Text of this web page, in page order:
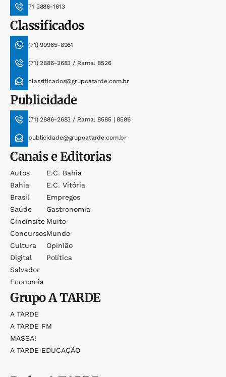
71 2886-1613
Classificados
(71) 99965-8961
(71) 2886-2683 / Ramal 8526
classificados@grupoatarde.com.br
Publicidade
(71) 2886-2683 / Ramal 8585 | 8586
publicidade@grupoatarde.com.br
Canais e Editorias
Autos
Bahia
Brasil
Saúde
Cineinsite
Concursos
Cultura
Digital
Salvador
Economia
E.c. Bahia
E.c. Vitória
Empregos
Gastronomia
Muito
Mundo
Opinião
Política
GrupoA TARDE
A TARDE
A TARDE FM
MASSA!
A TARDE EDUCAÇÃO